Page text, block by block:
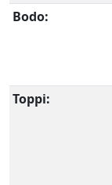
Bodo:
Toppi: